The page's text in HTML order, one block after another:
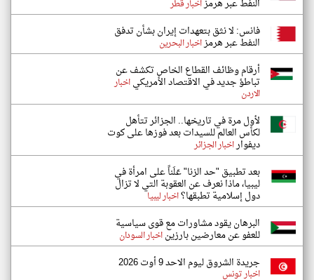
النفط عبر هرمزاخبار قطر
فانس: لا نثق بتعهدات إيران بشأن تدفق
النفط عبر هرمزاخبار البحرين
أرقام وظائف القطاع الخاص تكشف عن
تباطؤ جديد في الاقتصاد الأمريكياخبار
الاردن
لأول مرة في تاريخها.. الجزائر تتأهل
لكأس العالم للسيدات بعد فوزها على كوت
ديفواراخبار الجزائر
بعد تطبيق "حد الزنا" عَلَناً على امرأة في
ليبيا، ماذا نعرف عن العقوبة التي لا تزال
دول إسلامية تطبقها؟اخبار ليبيا
البرهان يقود مشاورات مع قوى سياسية
للعفو عن معارضين بارزيناخبار السودان
جريدة الشروق ليوم الاحد 9 أوت 2026
اخبار تونس